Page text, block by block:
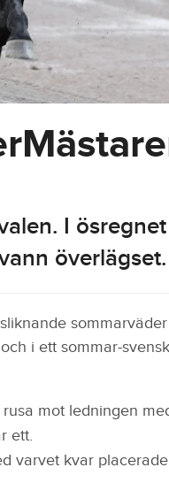
I
överlägset.
i ett sommar-
mot ledningen
ett.
varvet kvar